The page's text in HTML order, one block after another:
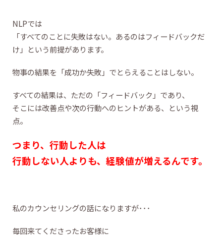
NLPでは
「すべてのことに失敗はない。あるのはフィードバックだ
け」という前提があります。
物事の結果を「成功か失敗」でとらえることはしない。
すべての結果は、ただの「フィードバック」であり、
そこには改善点や次の行動へのヒントがある、という視
点。
つまり、行動した人は
行動しない人よりも、経験値が増えるんです。
私のカウンセリングの話になりますが･･･
毎回来てくださったお客様に